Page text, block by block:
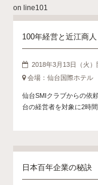
on line101
100年経営と近江商人
2018年3月13日（火
会場：仙台国際ホテル
仙台SMIクラブからの依
台の経営者を対象に2時
日本百年企業の秘訣